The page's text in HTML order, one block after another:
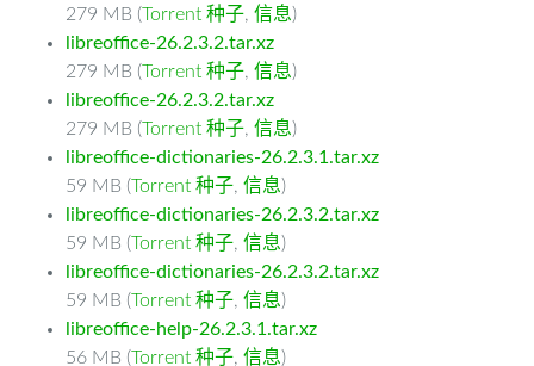
279 MB (Torrent 种子, 信息)
libreoffice-26.2.3.2.tar.xz
279 MB (Torrent 种子, 信息)
libreoffice-26.2.3.2.tar.xz
279 MB (Torrent 种子, 信息)
libreoffice-dictionaries-26.2.3.1.tar.xz
59 MB (Torrent 种子, 信息)
libreoffice-dictionaries-26.2.3.2.tar.xz
59 MB (Torrent 种子, 信息)
libreoffice-dictionaries-26.2.3.2.tar.xz
59 MB (Torrent 种子, 信息)
libreoffice-help-26.2.3.1.tar.xz
56 MB (Torrent 种子, 信息)